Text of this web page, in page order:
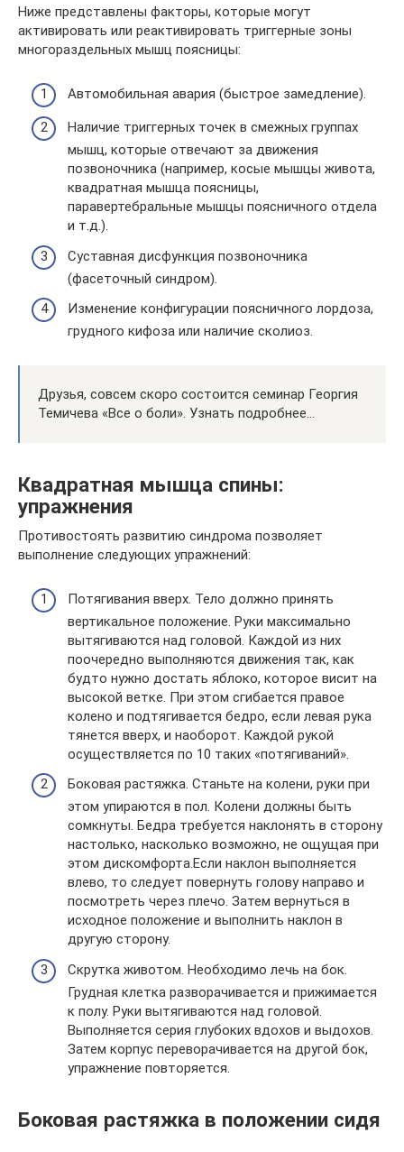
Ниже представлены факторы, которые могут
активировать или реактивировать триггерные зоны
многораздельных мышц поясницы:
Автомобильная авария (быстрое замедление).
Наличие триггерных точек в смежных группах
мышц, которые отвечают за движения
позвоночника (например, косые мышцы живота,
квадратная мышца поясницы,
паравертебральные мышцы поясничного отдела
и т.д.).
Суставная дисфункция позвоночника
(фасеточный синдром).
Изменение конфигурации поясничного лордоза,
грудного кифоза или наличие сколиоз.
Друзья, совсем скоро состоится семинар Георгия
Темичева «Все о боли». Узнать подробнее…
Квадратная мышца спины:
упражнения
Противостоять развитию синдрома позволяет
выполнение следующих упражнений:
Потягивания вверх. Тело должно принять
вертикальное положение. Руки максимально
вытягиваются над головой. Каждой из них
поочередно выполняются движения так, как
будто нужно достать яблоко, которое висит на
высокой ветке. При этом сгибается правое
колено и подтягивается бедро, если левая рука
тянется вверх, и наоборот. Каждой рукой
осуществляется по 10 таких «потягиваний».
Боковая растяжка. Станьте на колени, руки при
этом упираются в пол. Колени должны быть
сомкнуты. Бедра требуется наклонять в сторону
настолько, насколько возможно, не ощущая при
этом дискомфорта.Если наклон выполняется
влево, то следует повернуть голову направо и
посмотреть через плечо. Затем вернуться в
исходное положение и выполнить наклон в
другую сторону.
Скрутка животом. Необходимо лечь на бок.
Грудная клетка разворачивается и прижимается
к полу. Руки вытягиваются над головой.
Выполняется серия глубоких вдохов и выдохов.
Затем корпус переворачивается на другой бок,
упражнение повторяется.
Боковая растяжка в положении сидя